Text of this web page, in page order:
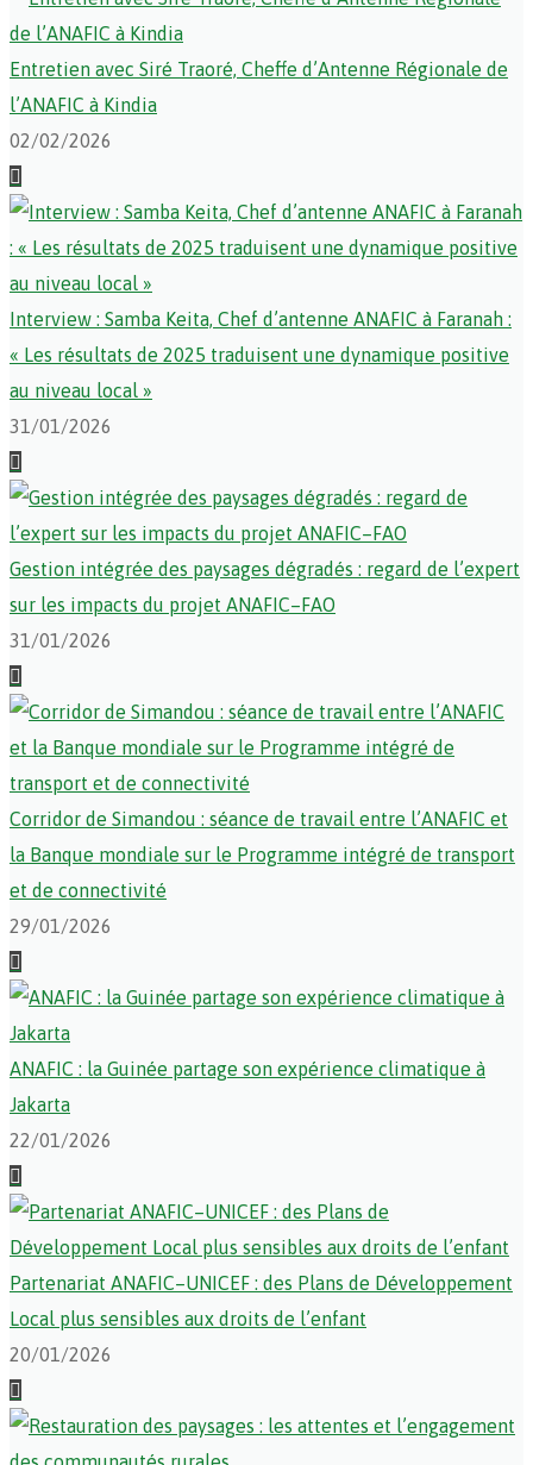
Entretien avec Siré Traoré, Cheffe d’Antenne Régionale de
l’ANAFIC à Kindia
02/02/2026
Interview : Samba Keita, Chef d’antenne ANAFIC à Faranah :
« Les résultats de 2025 traduisent une dynamique positive
au niveau local »
31/01/2026
Gestion intégrée des paysages dégradés : regard de l’expert
sur les impacts du projet ANAFIC–FAO
31/01/2026
Corridor de Simandou : séance de travail entre l’ANAFIC et
la Banque mondiale sur le Programme intégré de transport
et de connectivité
29/01/2026
ANAFIC : la Guinée partage son expérience climatique à
Jakarta
22/01/2026
Partenariat ANAFIC–UNICEF : des Plans de Développement
Local plus sensibles aux droits de l’enfant
20/01/2026